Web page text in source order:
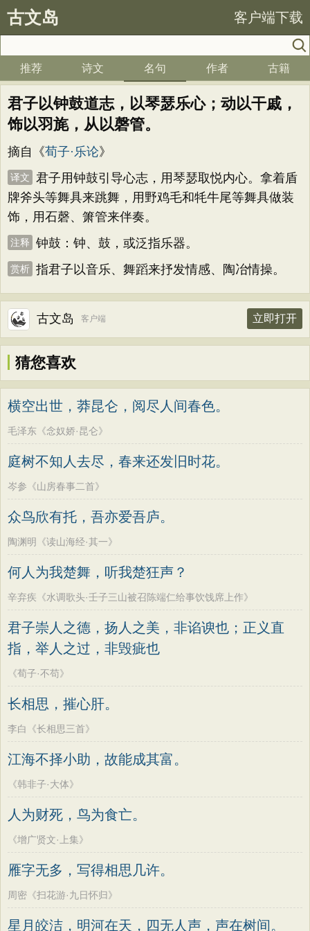
古文岛 客户端下载
推荐 诗文 名句 作者 古籍
君子以钟鼓道志，以琴瑟乐心；动以干戚，
饰以羽旄，从以磬管。
摘自《荀子·乐论》
译文
君子用钟鼓引导心志，用琴瑟取悦内心。拿着盾
牌斧头等舞具来跳舞，用野鸡毛和牦牛尾等舞具做装
饰，用石磬、箫管来伴奏。
注释 钟鼓：钟、鼓，或泛指乐器。
赏析 指君子以音乐、舞蹈来抒发情感、陶冶情操。
古文岛 客户端 立即打开
猜您喜欢
横空出世，莽昆仑，阅尽人间春色。
毛泽东《念奴娇·昆仑》
庭树不知人去尽，春来还发旧时花。
岑参《山房春事二首》
众鸟欣有托，吾亦爱吾庐。
陶渊明《读山海经·其一》
何人为我楚舞，听我楚狂声？
辛弃疾《水调歌头·壬子三山被召陈端仁给事饮饯席上作》
君子崇人之德，扬人之美，非谄谀也；正义直
指，举人之过，非毁疵也
《荀子·不苟》
长相思，摧心肝。
李白《长相思三首》
江海不择小助，故能成其富。
《韩非子·大体》
人为财死，鸟为食亡。
《增广贤文·上集》
雁字无多，写得相思几许。
周密《扫花游·九日怀归》
星月皎洁，明河在天，四无人声，声在树间。